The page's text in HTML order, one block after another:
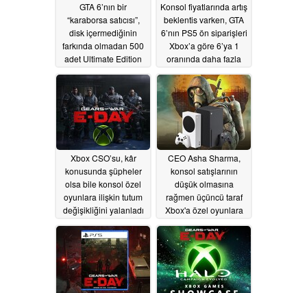
GTA 6’nın bir
“karaborsa satıcısı”,
disk içermediğinin
farkında olmadan 500
adet Ultimate Edition
etmek için emeklilik
birikimini
bozdurduğunu iddia
ediyor06/30/2026
Konsol fiyatlarında artış
beklentis varken, GTA
6’nın PS5 ön siparişleri
Xbox’a göre 6’ya 1
oranında daha fazla
06/27/2026
Xbox CSO’su, kâr
konusunda şüpheler
olsa bile konsol özel
oyunlara ilişkin tutum
değişikliğini yalanladı
06/17/2026
CEO Asha Sharma,
konsol satışlarının
düşük olmasına
rağmen üçüncü taraf
Xbox'a özel oyunlara
06/12/2026